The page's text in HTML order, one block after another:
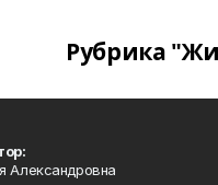
Рубрика
Александровна